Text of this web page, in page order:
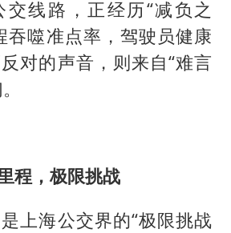
线路，正经历“减负之
吞噬准点率，驾驶员健康
对的声音，则来自“难言
程，极限挑战
上海公交界的“极限挑战